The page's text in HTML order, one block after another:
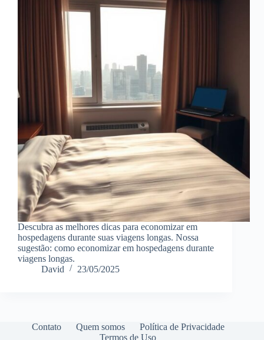
Descubra as melhores dicas para economizar em
hospedagens durante suas viagens longas. Nossa
sugestão: como economizar em hospedagens durante
viagens longas.
David
23/05/2025
Contato Quem somos
Política de Privacidade
Termos de Uso